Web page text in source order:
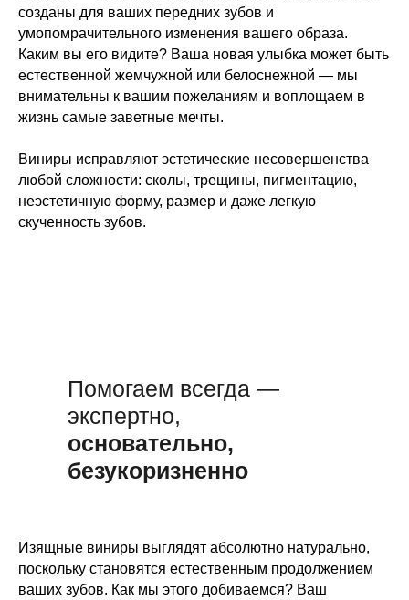
созданы для ваших передних зубов и
умопомрачительного изменения вашего образа.
Каким вы его видите? Ваша новая улыбка может быть
естественной жемчужной или белоснежной — мы
внимательны к вашим пожеланиям и воплощаем в
жизнь самые заветные мечты.
Виниры исправляют эстетические несовершенства
любой сложности: сколы, трещины, пигментацию,
неэстетичную форму, размер и даже легкую
скученность зубов.
Помогаем всегда —
экспертно,
основательно,
безукоризненно
Изящные виниры выглядят абсолютно натурально,
поскольку становятся естественным продолжением
ваших зубов. Как мы этого добиваемся? Ваш